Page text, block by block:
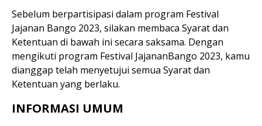
Resep Ikan
Resep Tempe/Tahu
Sebelum berpartisipasi dalam program Festival
Jajanan Bango 2023, silakan membaca Syarat dan
Ketentuan di bawah ini secara saksama. Dengan
mengikuti program Festival JajananBango 2023, kamu
dianggap telah menyetujui semua Syarat dan
Ketentuan yang berlaku.
INFORMASI UMUM